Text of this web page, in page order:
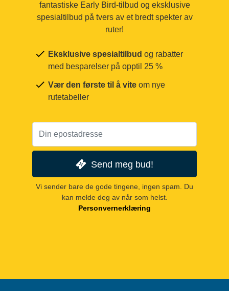
fantastiske Early Bird-tilbud og eksklusive
spesialtilbud på tvers av et bredt spekter av
ruter!
Eksklusive spesialtilbud og rabatter
med besparelser på opptil 25 %
Vær den første til å vite om nye
rutetabeller
Send meg bud!
Vi sender bare de gode tingene, ingen spam. Du
kan melde deg av når som helst.
Personvernerklæring